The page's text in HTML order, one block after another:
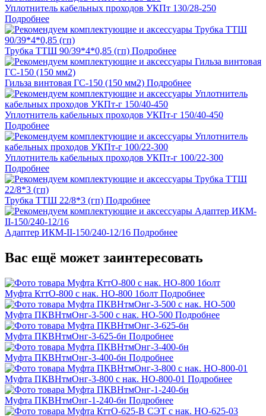
Уплотнитель кабельных проходов УКПт 130/28-250
Подробнее
Трубка ТТШ 90/39*4*0,85 (гп) Подробнее
Гильза винтовая ГС-150 (150 мм2) Подробнее
Уплотнитель кабельных проходов УКПт-г 150/40-450
Подробнее
Уплотнитель кабельных проходов УКПт-г 100/22-300
Подробнее
Трубка ТТШ 22/8*3 (гп) Подробнее
Адаптер ИКМ-II-150/240-12/16 Подробнее
Вас ещё может заинтересовать
Муфта КттО-800 с нак. НО-800 1болт Подробнее
Муфта ПКВНтмОнг-3-500 с нак. НО-500 Подробнее
Муфта ПКВНтмОнг-3-625-бн Подробнее
Муфта ПКВНтмОнг-3-400-бн Подробнее
Муфта ПКВНтмОнг-3-800 с нак. НО-800-01 Подробнее
Муфта ПКВНтмОнг-1-240-бн Подробнее